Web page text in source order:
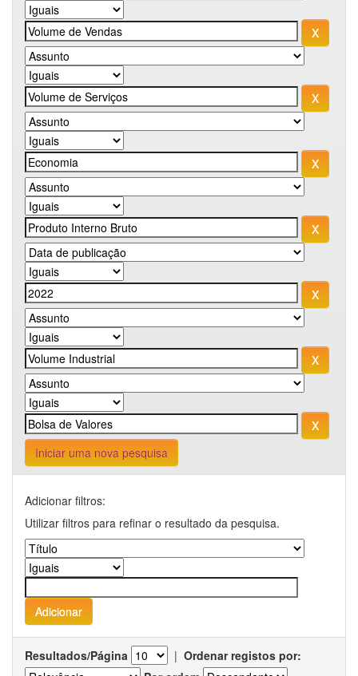
Iniciar uma nova pesquisa
Adicionar filtros:
Utilizar filtros para refinar o resultado da pesquisa.
Resultados/Página | Ordenar registos por: